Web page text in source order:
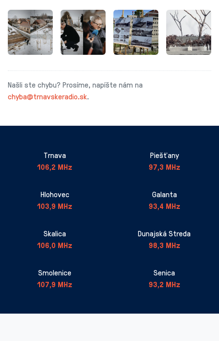
Našli ste chybu? Prosíme, napíšte nám na
chyba@trnavskeradio.sk.
Trnava
106,2 MHz
Piešťany
97,3 MHz
Hlohovec
103,9 MHz
Galanta
93,4 MHz
Skalica
106,0 MHz
Dunajská Streda
98,3 MHz
Smolenice
107,9 MHz
Senica
93,2 MHz